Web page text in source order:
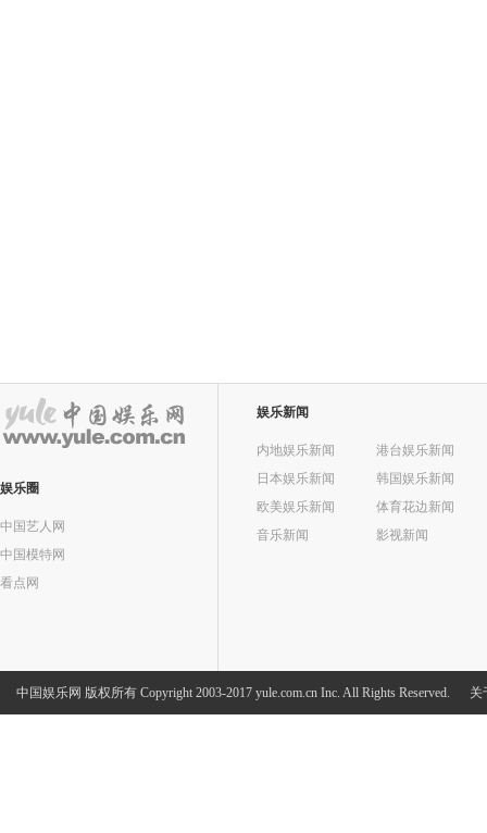
娱乐圈
中国艺人网
中国模特网
看点网
娱乐新闻
内地娱乐新闻
港台娱乐新闻
日本娱乐新闻
韩国娱乐新闻
欧美娱乐新闻
体育花边新闻
音乐新闻
影视新闻
中国娱乐网 版权所有 Copyright 2003-2017 yule.com.cn Inc. All Rights Reserved. 关